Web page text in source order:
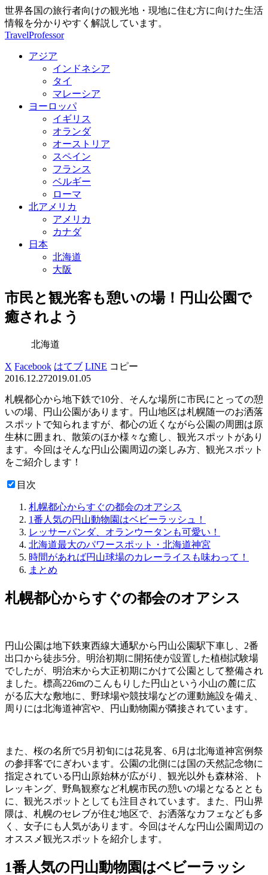
世界各国の旅行者向けの観光地・現地に住む方に向けた生活
情報を分かりやすく解説しています。
TravelProfessor
アジア
インドネシア
タイ
マレーシア
ヨーロッパ
イギリス
オランダ
オーストリア
スペイン
フランス
ベルギー
ローマ
北アメリカ
アメリカ
カナダ
日本
北海道
大阪
市民と観光客も憩いの場！円山公園で
癒されよう
北海道
X Facebook はてブ LINE コピー
2016.12.272019.01.05
札幌都心から地下鉄で10分、そんな場所に市民にとっての憩
いの場、円山公園があります。円山地区は札幌随一のお洒落
スポットで知られますが、都心の近くながら公園の周囲は原
生林に囲まれ、散策のほか様々な癒し、観光スポットがあり
ます。今回はそんな円山公園周辺の楽しみ方、観光スポット
をご紹介します！
目次
札幌都心からすぐの都会のオアシス
1番人気の円山動物園はベビーラッシュ！
レッサーパンダ、オランウータンも可愛い！
北海道最大のパワースポット・北海道神宮
時間があれば円山球場のカレーライスも味わって！
まとめ
札幌都心からすぐの都会のオアシス
円山公園は地下鉄東西線大通駅から円山公園駅下車し、2番
出口から徒歩5分。明治初期に開拓使が設置した植樹試験場
でしたが、明治末から大正初期にかけて公園として整備され
ました。標高226mのこんもりした円山という小山の麓に広
がる広大な敷地に、野球場や競技場などの運動施設を備え、
周りには北海道神宮や、円山動物園が隣接されています。
また、桜の名所で5月初旬には花見客、6月は北海道神宮例祭
の参拝客でにぎわいます。公園の北側には国の天然記念物に
指定されている円山原始林が広がり、観光以外も森林浴、ト
レッキング、野鳥観察など札幌市民の憩いの場となるととも
に、観光スポットとしても注目されています。また、円山界
隈は、札幌のセレブが住む地区で、お洒落なカフェなども多
く、女子にも人気があります。今回はそんな円山公園周辺の
オススメ観光スポットを紹介します。
1番人気の円山動物園はベビーラッシ